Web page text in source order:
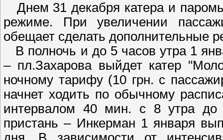
Днем 31 декабря катера и
режиме. При увеличении
обещает сделать дополнительные
В полночь и до 5 часов утра 1
– пл.Захарова выйдет катер
ночному тарифу (10 грн. с
начнет ходить по обычному
интервалом 40 мин. с 8 утра
пристань – Инкерман 1 января